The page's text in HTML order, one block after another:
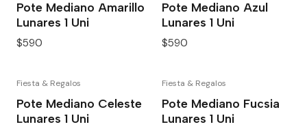
Pote Mediano Amarillo
Lunares 1 Uni
$590
Pote Mediano Azul
Lunares 1 Uni
$590
Fiesta & Regalos
Pote Mediano Celeste
Lunares 1 Uni
Fiesta & Regalos
Pote Mediano Fucsia
Lunares 1 Uni